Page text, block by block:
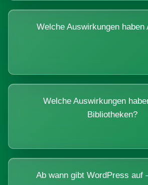
Welche Auswirkungen haben
Welche Auswirkungen
Bibliotheken?
Ab wann gibt WordPress auf